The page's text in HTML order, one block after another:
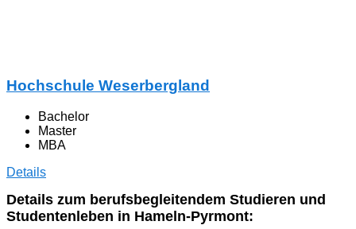
Hochschule Weserbergland
Bachelor
Master
MBA
Details
Details zum berufsbegleitendem Studieren und
Studentenleben in Hameln-Pyrmont: